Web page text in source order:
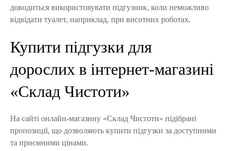
доводиться використовувати підгузник, коли неможливо
відвідати туалет, наприклад, при висотних роботах.
Купити підгузки для
дорослих в інтернет-магазині
«Склад Чистоти»
На сайті онлайн-магазину «Склад Чистоти» підібрані
пропозиції, що дозволяють купити підгузки за доступними
та приємними цінами.